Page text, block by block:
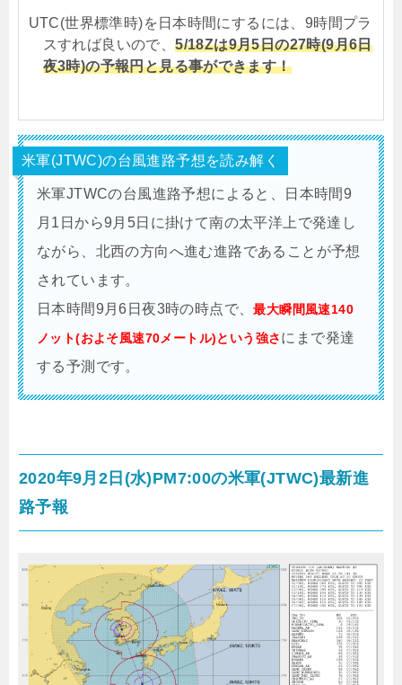
UTC(世界標準時)を日本時間にするには、9時間プラ
スすれば良いので、5/18Zは9月5日の27時(9月6日
夜3時)の予報円と見る事ができます！
米軍(JTWC)の台風進路予想を読み解く
米軍JTWCの台風進路予想によると、
日本時間9
月1日から9月5日に掛けて南の太平洋上で発達し
ながら、北西の方向へ進む進路であることが予想
されています。
日本時間9月6日夜3時の時点で、最大瞬間風速140
ノット(およそ風速70メートル)という強さにまで発達
する予測です。
2020年9月2日(水)PM7:00の米軍(JTWC)最新進
路予報